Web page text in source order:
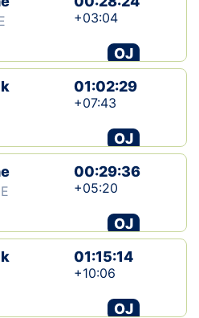
+03:04
OJ
01:02:29
+07:43
OJ
00:29:36
+05:20
OJ
01:15:14
+10:06
OJ